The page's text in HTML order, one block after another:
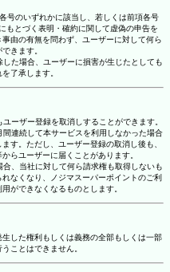
号のいずれかに該当し、若しくは前項各号
もとづく表明・確約に関して虚偽の申告を
由の有無を問わず、ユーザーに対して何ら
きます。
た場合、ユーザーに損害が生じたとしても
了承します。
ーザー登録を取消しすることができます。
連続して本サービスを利用しなかった場合
す。ただし、ユーザー登録の取消し後も、
らユーザーに届くことがあります。
、当社に対して何ら請求権も取得しないも
なくなり、ノジマスーパーポイントのご利
ができなくなるものとします。
した権利もしくは義務の全部もしくは一部
ことはできません。